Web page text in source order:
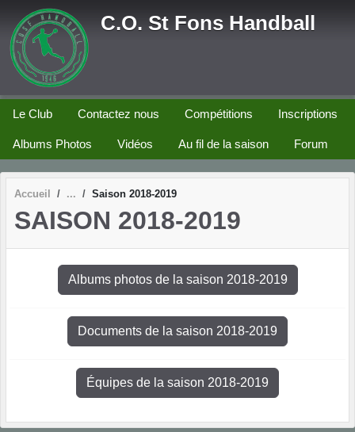
C.O. St Fons Handball
Le Club Contactez nous Compétitions Inscriptions
Albums Photos Vidéos Au fil de la saison Forum
Accueil Saison 2018-2019
SAISON 2018-2019
Albums photos de la saison 2018-2019
Documents de la saison 2018-2019
Équipes de la saison 2018-2019
Panneau de gestion des cookies